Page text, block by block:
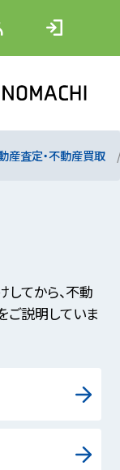
産査定・不動産買取
してから、不動
ご説明していま